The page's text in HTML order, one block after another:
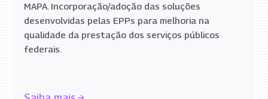
MAPA. Incorporação/adoção das soluções
desenvolvidas pelas EPPs para melhoria na
qualidade da prestação dos serviços públicos
federais.